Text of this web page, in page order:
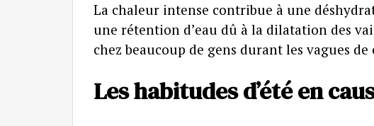
La chaleur intense contribue à une
une rétention d’eau dû à la dilatation des
chez beaucoup de gens durant les vagues de
Les habitudes d’été en